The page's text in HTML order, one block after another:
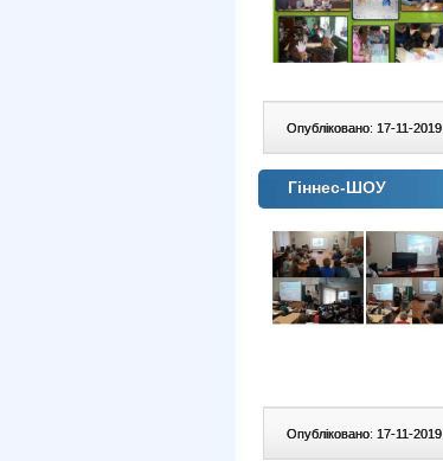
Опубліковано: 17-11-
Гіннес-ШОУ
Опубліковано: 17-11-